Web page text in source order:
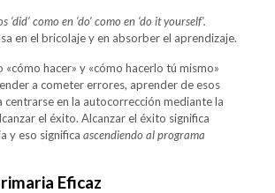
‘did’ como en ‘do’ como en ‘do it yourself’.
en el bricolaje y en absorber el aprendizaje.
hacer» y «cómo hacerlo tú mismo»
a cometer errores, aprender de esos
en la autocorrección mediante la
el éxito. Alcanzar el éxito significa
y eso significa ascendiendo al programa
Eficaz